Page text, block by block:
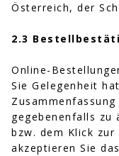
Österreich, der
2.3
Online-
Sie Gelegenheit
gegebenenfalls zu
bzw. dem Klick
akzeptieren Sie